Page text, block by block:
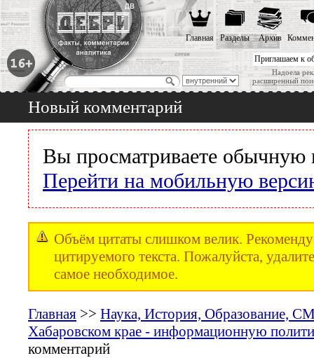
Приглашаем к
Надоела
расширенный
Главная Разделы Архив
Новый комментарий
Вы просматриваете обычную
Перейти на мобильную
Объём цитаты слишком велик.
цитируемого текста. Пожалуйста,
самое необходимое.
Главная >> Наука, История, Образование,
Хабаровском крае - информационную
комментарий